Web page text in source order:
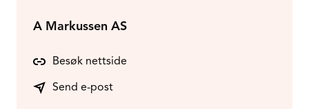
A Markussen AS
Besøk nettside
Send e-post